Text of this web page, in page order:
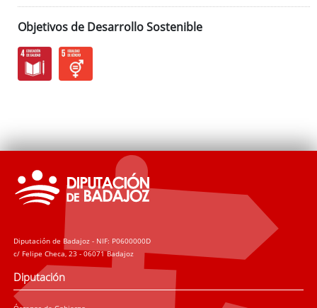
Objetivos de Desarrollo Sostenible
Diputación de Badajoz - NIF: P0600000D
c/ Felipe Checa, 23 - 06071 Badajoz
Diputación